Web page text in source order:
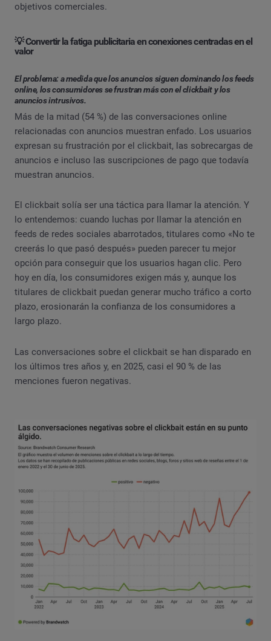
objetivos comerciales.
💡 Convertir la fatiga publicitaria en conexiones centradas en el
valor
El problema: a medida que los anuncios siguen dominando los feeds
online, los consumidores se frustran más con el clickbait y los
anuncios intrusivos.
Más de la mitad (54 %) de las conversaciones online
relacionadas con anuncios muestran enfado. Los usuarios
expresan su frustración por el clickbait, las sobrecargas de
anuncios e incluso las suscripciones de pago que todavía
muestran anuncios.
El clickbait solía ser una táctica para llamar la atención. Y
lo entendemos: cuando luchas por llamar la atención en
feeds de redes sociales abarrotados, titulares como «No te
creerás lo que pasó después» pueden parecer tu mejor
opción para conseguir que los usuarios hagan clic. Pero
hoy en día, los consumidores exigen más y, aunque los
titulares de clickbait puedan generar mucho tráfico a corto
plazo, erosionarán la confianza de los consumidores a
largo plazo.
Las conversaciones sobre el clickbait se han disparado en
los últimos tres años y, en 2025, casi el 90 % de las
menciones fueron negativas.